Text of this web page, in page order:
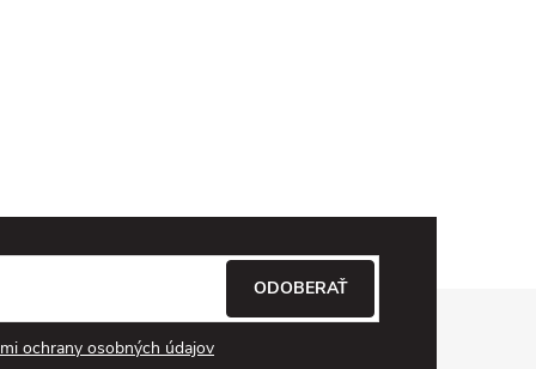
ochrany osobných údajov
ODOBERAŤ